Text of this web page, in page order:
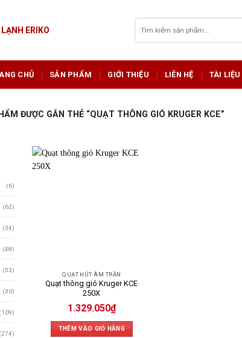
ERIKO
kiếm:
CHỦ SẢN PHẨM GIỚI THIỆU LIÊN HỆ TÀI
ĐƯỢC GẮN THẺ “QUẠT THÔNG GIÓ KRUGER KCE”
(6)
(62)
(34)
(48)
(53)
(30)
(109)
(274)
QUẠT HÚT ÂM TRẦN
Quạt thông gió Kruger KCE
250X
1.329.050₫
THÊM VÀO GIỎ HÀNG